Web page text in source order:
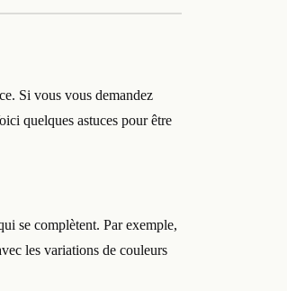
Si vous vous demandez
quelques astuces pour être
se complètent. Par exemple,
les variations de couleurs